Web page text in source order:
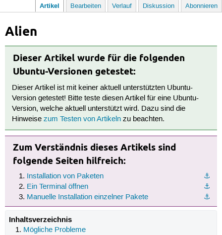
Artikel Bearbeiten Verlauf Diskussion Abonnieren
Alien
Dieser Artikel wurde für die folgenden
Ubuntu-Versionen getestet:
Dieser Artikel ist mit keiner aktuell unterstützten Ubuntu-
Version getestet! Bitte teste diesen Artikel für eine Ubuntu-
Version, welche aktuell unterstützt wird. Dazu sind die
Hinweisezum Testen von Artikeln zu beachten.
Zum Verständnis dieses Artikels sind
folgende Seiten hilfreich:
⚓︎
Installation von Paketen
⚓︎
Ein Terminal öffnen
⚓︎
Manuelle Installation einzelner Pakete
Inhaltsverzeichnis
Mögliche Probleme